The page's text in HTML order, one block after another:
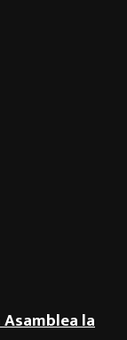
la